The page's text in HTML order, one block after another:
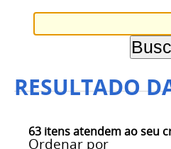
RESULTADO
63 itens atendem ao seu
Ordenar por